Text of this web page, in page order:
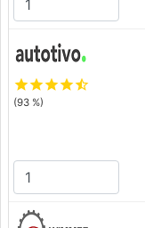
starstarstarstarstar_half
(93 %)